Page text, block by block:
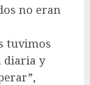
no eran
tuvimos
diaria y